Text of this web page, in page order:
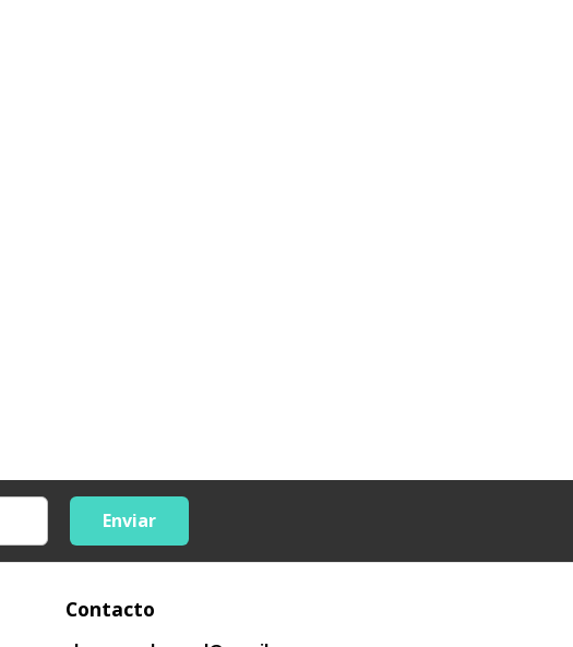
Enviar
Contacto